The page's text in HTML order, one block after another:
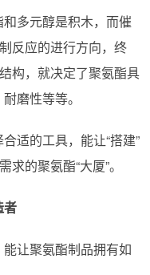
多元醇是积木，而催
反应的进行方向，终
构，就决定了聚氨酯具
磨性等等。
适的工具，能让“搭建”
的聚氨酯“大厦”。
者
让聚氨酯制品拥有如